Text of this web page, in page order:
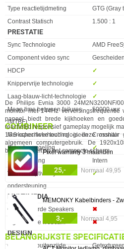
De Philips Evnia 3000 24M2N3200NF/
monitor met 144Hz
paneel biedt brede kijkhoeken en
reactietijd responsief gameplay mogelijk
16:9-schermverhouding is deze
algemeen computergebruik. De
beeldkwaliteit op het compacte scherm.
BELANGRIJKSTE
Type reactietijdmeting
GTG (Gray
Contrast Statisch
1.500 : 1
PRESTATIE
Eigenschap Waarde
Sync Technologie
AMD
Component video sync
HDCP
✓︎
Knippervrije technologie
✓︎
Laag-blauw-licht-technologie
✓︎
Mean time between failures
(MTBF)
50000 uur
Merkspecifieke technologieën Crosshair
Schaduwregeling
✓︎
Soort voeding
Intern
VESA Adaptive Sync-
ondersteuning
✓︎
MULTIMEDIA
Eigenschap Waarde
Geintegreerde Speakers
✖︎
Ingebouwde webcam
✖︎
DESIGN
Eigenschap Waarde
Glanstype buitenzijde
COMBINEER
Pixel warranty 3 maanden
25,- Normaal 49,95
MEMONKY Kabelbinders -
3,- Normaal 4,95